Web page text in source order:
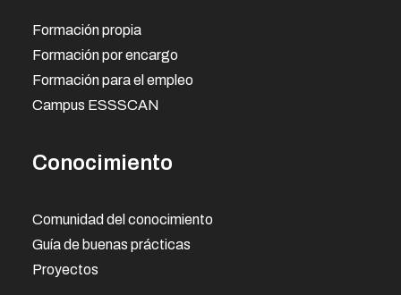
Formación propia
Formación por encargo
Formación para el empleo
Campus ESSSCAN
Conocimiento
Comunidad del conocimiento
Guía de buenas prácticas
Proyectos